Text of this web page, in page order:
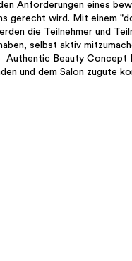
Anforderungen eines
gerecht wird. Mit einem
die Teilnehmer und
selbst aktiv
Authentic Beauty Concept
und dem Salon zugute